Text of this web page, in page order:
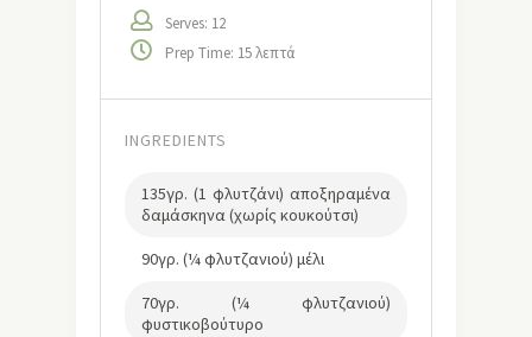
Serves: 12
Prep Time: 15 λεπτά
INGREDIENTS
135γρ. (1 φλυτζάνι) αποξηραμένα
δαμάσκηνα (χωρίς κουκούτσι)
90γρ. (¼ φλυτζανιού) μέλι
70γρ. (¼ φλυτζανιού)
φυστικοβούτυρο